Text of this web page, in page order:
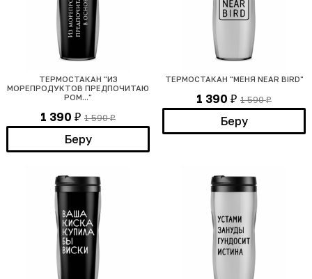
ТЕРМОСТАКАН "ИЗ
МОРЕПРОДУКТОВ ПРЕДПОЧИТАЮ
РОМ..."
1 390 ₽ 1 590₽
Беру
ТЕРМОСТАКАН "МЕНЯ NEAR BIRD"
1 390 ₽ 1 590₽
Беру